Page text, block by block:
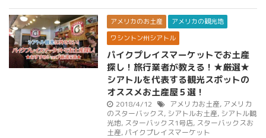
アメリカのお土産
アメリカの観光地
ワシントン州シアトル
パイクプレイスマーケットでお土産
探し！旅行業者が教える！★厳選★
シアトルを代表する観光スポットの
オススメお土産屋５選！
2018/4/12 アメリカお土産, アメリカ
のスターバックス, シアトルお土産, シアトル観
光地, スターバックス1号店, スターバックスお
土産, パイクプレイスマーケット